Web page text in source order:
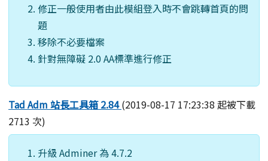
修正一般使用者由此模組登入時不會跳轉首頁的問
題
移除不必要檔案
針對無障礙 2.0 AA標準進行修正
Tad Adm 站長工具箱 2.84(2019-08-17 17:23:38 起被下載
2713 次)
升級 Adminer 為 4.7.2